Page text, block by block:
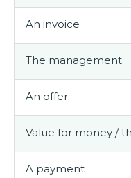
An invoice
The management
An offer
Value for money /
A payment